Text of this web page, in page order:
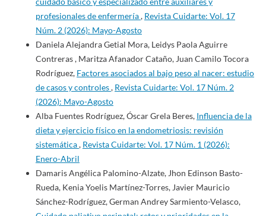
profesionales de enfermería, Revista Cuidarte: Vol. 17
Núm. 2 (2026): Mayo-Agosto
Daniela Alejandra Getial Mora, Leidys Paola Aguirre
Contreras , Maritza Afanador Cataño, Juan Camilo Tocora
Rodríguez, Factores asociados al bajo peso al nacer: estudio
de casos y controles, Revista Cuidarte: Vol. 17 Núm. 2
(2026): Mayo-Agosto
Alba Fuentes Rodríguez, Óscar Grela Beres, Influencia de la
dieta y ejercicio físico en la endometriosis: revisión
sistemática, Revista Cuidarte: Vol. 17 Núm. 1 (2026):
Enero-Abril
Damaris Angélica Palomino-Alzate, Jhon Edinson Basto-
Rueda, Kenia Yoelis Martínez-Torres, Javier Mauricio
Sánchez-Rodríguez, German Andrey Sarmiento-Velasco,